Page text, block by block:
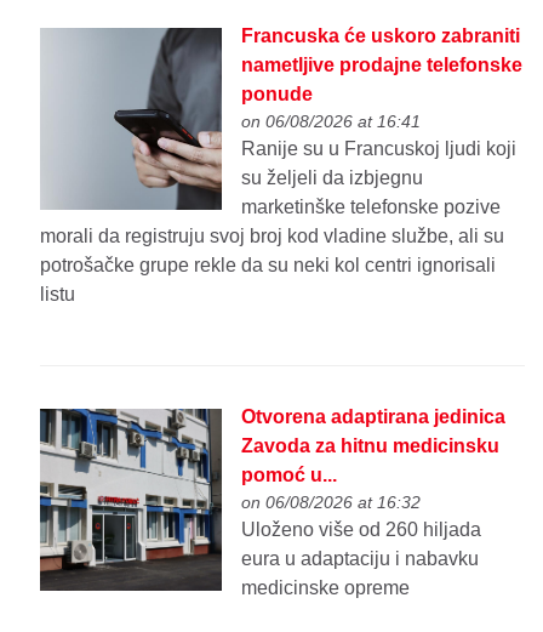
Francuska će uskoro zabraniti
nametljive prodajne telefonske
ponude
on 06/08/2026 at 16:41
Ranije su u Francuskoj ljudi koji
su željeli da izbjegnu
marketinške telefonske pozive
morali da registruju svoj broj kod vladine službe, ali su
potrošačke grupe rekle da su neki kol centri ignorisali
listu
Otvorena adaptirana jedinica
Zavoda za hitnu medicinsku
pomoć u...
on 06/08/2026 at 16:32
Uloženo više od 260 hiljada
eura u adaptaciju i nabavku
medicinske opreme